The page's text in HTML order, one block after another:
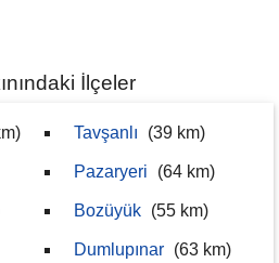
İlçeler
Tavşanlı (39 km)
Pazaryeri (64 km)
Bozüyük (55 km)
Dumlupınar (63 km)